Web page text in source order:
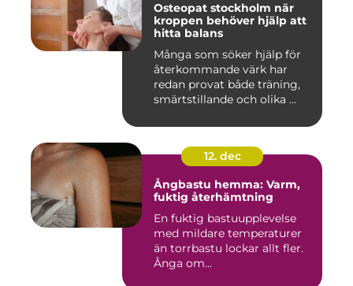
Osteopat stockholm när
kroppen behöver hjälp att
hitta balans
Många som söker hjälp för
återkommande värk har
redan provat både träning,
smärtstillande och olika ...
12. dec
Ångbastu hemma: Varm,
fuktig återhämtning
En fuktig bastuupplevelse
med mildare temperaturer
än torrbastu lockar allt fler.
Ånga om...